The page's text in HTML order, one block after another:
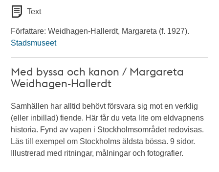
Text
Författare: Weidhagen-Hallerdt, Margareta (f. 1927).
Stadsmuseet
Med byssa och kanon / Margareta
Weidhagen-Hallerdt
Samhällen har alltid behövt försvara sig mot en verklig
(eller inbillad) fiende. Här får du veta lite om eldvapnens
historia. Fynd av vapen i Stockholmsområdet redovisas.
Läs till exempel om Stockholms äldsta bössa. 9 sidor.
Illustrerad med ritningar, målningar och fotografier.